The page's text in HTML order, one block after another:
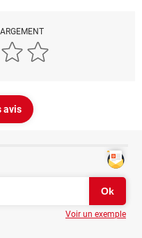
avis
Voir un exemple